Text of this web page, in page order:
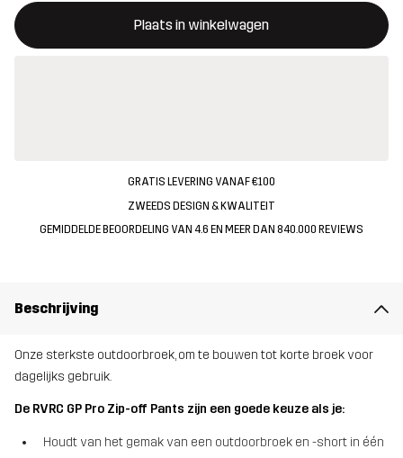
Plaats in winkelwagen
Deze knop opent een modal met de bevestiging van een
{{size}} niet beschikbaar
GRATIS LEVERING VANAF €100
ZWEEDS DESIGN & KWALITEIT
GEMIDDELDE BEOORDELING VAN 4.6 EN MEER DAN 840.000 REVIEWS
Beschrijving
Onze sterkste outdoorbroek, om te bouwen tot korte broek voor
dagelijks gebruik.
De RVRC GP Pro Zip-off Pants zijn een goede keuze als je:
Houdt van het gemak van een outdoorbroek en -short in één